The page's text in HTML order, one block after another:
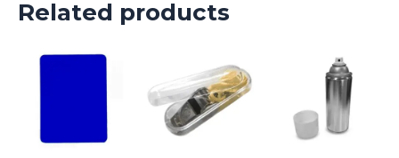
Related products